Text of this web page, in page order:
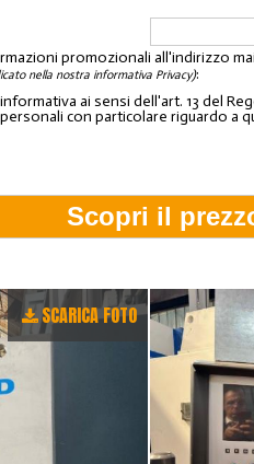
promozionali all'indirizzo
nella nostra informativa Privacy):
ai sensi dell'art. 13 del
con particolare riguardo a
SCARICA FOTO